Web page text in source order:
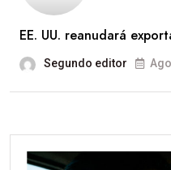
EE. UU. reanudará
Segundo editor